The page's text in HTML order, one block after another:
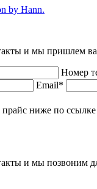
by Hann.
и мы пришлем
Номер
Email*
ниже по ссылке
и мы позвоним